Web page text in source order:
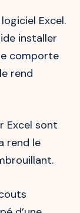
Excel.
installer
comporte
rend
Excel sont
rend le